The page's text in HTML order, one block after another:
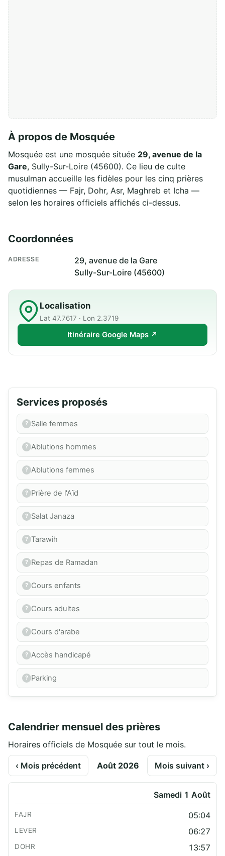
À propos de Mosquée
Mosquée est une mosquée située 29, avenue de la
Gare, Sully-Sur-Loire (45600). Ce lieu de culte
musulman accueille les fidèles pour les cinq prières
quotidiennes — Fajr, Dohr, Asr, Maghreb et Icha —
selon les horaires officiels affichés ci-dessus.
Coordonnées
ADRESSE
29, avenue de la Gare
Sully-Sur-Loire (45600)
Localisation
Lat 47.7617 · Lon 2.3719
Itinéraire Google Maps ↗
Services proposés
Salle femmes
Ablutions hommes
Ablutions femmes
Prière de l'Aïd
Salat Janaza
Tarawih
Repas de Ramadan
Cours enfants
Cours adultes
Cours d'arabe
Accès handicapé
Parking
Calendrier mensuel des prières
Horaires officiels de Mosquée sur tout le mois.
‹ Mois précédent Août 2026 Mois suivant ›
Samedi 1 Août
05:04
06:27
13:57